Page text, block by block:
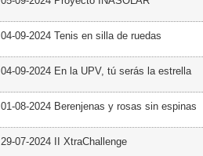
04-09-2024 Tenis en silla de ruedas
04-09-2024 En la UPV, tú serás la estrella
01-08-2024 Berenjenas y rosas sin espinas
29-07-2024 II XtraChallenge